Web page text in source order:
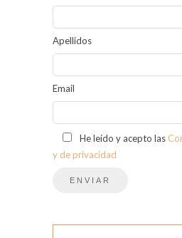
Apellidos
Email
He leído y acepto las
y de privacidad